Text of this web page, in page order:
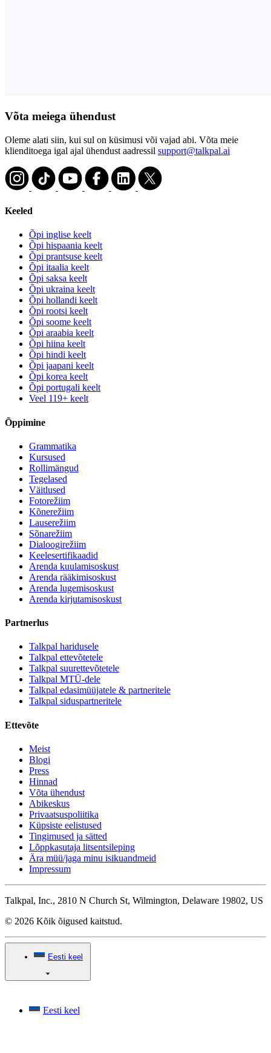
Võta meiega ühendust
Oleme alati siin, kui sul on küsimusi või vajad abi. Võta meie
klienditoega igal ajal ühendust aadressil support@talkpal.ai
Keeled
Õpi inglise keelt
Õpi hispaania keelt
Õpi prantsuse keelt
Õpi itaalia keelt
Õpi saksa keelt
Õpi ukraina keelt
Õpi hollandi keelt
Õpi rootsi keelt
Õpi soome keelt
Õpi araabia keelt
Õpi hiina keelt
Õpi hindi keelt
Õpi jaapani keelt
Õpi korea keelt
Õpi portugali keelt
Veel 119+ keelt
Õppimine
Grammatika
Kursused
Rollimängud
Tegelased
Väitlused
Fotorežiim
Kõnerežiim
Lauserežiim
Sõnarežiim
Dialoogirežiim
Keelesertifikaadid
Arenda kuulamisoskust
Arenda rääkimisoskust
Arenda lugemisoskust
Arenda kirjutamisoskust
Partnerlus
Talkpal haridusele
Talkpal ettevõtetele
Talkpal suurettevõtetele
Talkpal MTÜ-dele
Talkpal edasimüüjatele & partneritele
Talkpal siduspartneritele
Ettevõte
Meist
Blogi
Press
Hinnad
Võta ühendust
Abikeskus
Privaatsuspoliitika
Küpsiste eelistused
Tingimused ja sätted
Lõppkasutaja litsentsileping
Ära müü/jaga minu isikuandmeid
Impressum
Talkpal, Inc., 2810 N Church St, Wilmington, Delaware 19802, US
© 2026 Kõik õigused kaitstud.
Eesti keel
Eesti keel